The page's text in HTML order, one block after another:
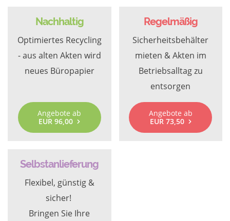
Nachhaltig
Optimiertes Recycling
- aus alten Akten wird
neues Büropapier
Angebote ab
EUR 96,00
Regelmäßig
Sicherheitsbehälter
mieten & Akten im
Betriebsalltag zu
entsorgen
Angebote ab
EUR 73,50
Selbstanlieferung
Flexibel, günstig &
sicher!
Bringen Sie Ihre